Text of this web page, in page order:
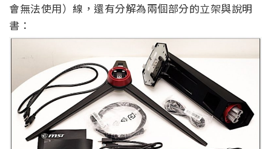
會無法使用）線，還有分解為兩個部分的立架與說明
書：